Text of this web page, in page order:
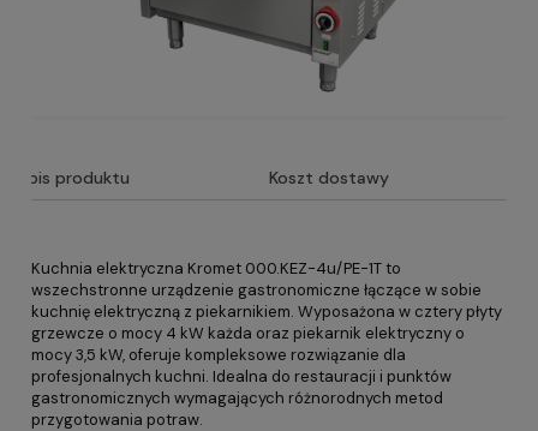
Opis produktu Koszt dostawy
Kuchnia elektryczna Kromet 000.KEZ-4u/PE-1T to
wszechstronne urządzenie gastronomiczne łączące w sobie
kuchnię elektryczną z piekarnikiem. Wyposażona w cztery płyty
grzewcze o mocy 4 kW każda oraz piekarnik elektryczny o
mocy 3,5 kW, oferuje kompleksowe rozwiązanie dla
profesjonalnych kuchni. Idealna do restauracji i punktów
gastronomicznych wymagających różnorodnych metod
przygotowania potraw.